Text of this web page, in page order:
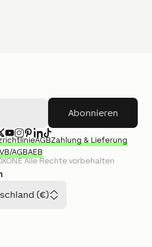
Abonnieren
(€)
Alle Rechte vorbehalten
AGBZahlung & Lieferung
AGBAEB